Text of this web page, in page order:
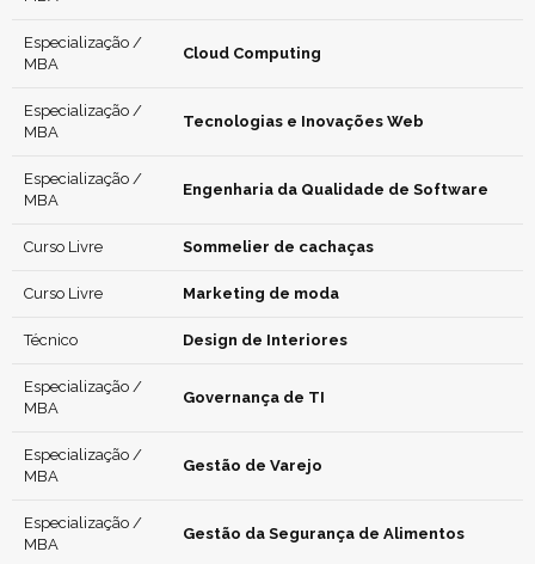
Especialização /
MBA
Cloud Computing
Especialização /
MBA
Tecnologias e Inovações Web
Especialização /
MBA
Engenharia da Qualidade de Software
Curso Livre Sommelier de cachaças
Curso Livre Marketing de moda
Técnico Design de Interiores
Especialização /
MBA
Governança de TI
Especialização /
MBA
Gestão de Varejo
Especialização /
MBA
Gestão da Segurança de Alimentos